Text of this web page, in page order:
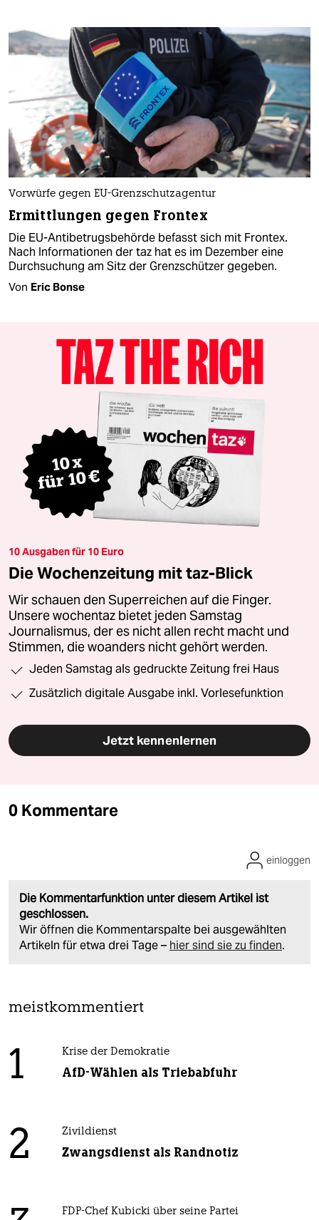
Vorwürfe gegen EU-Grenzschutzagentur
Ermittlungen gegen Frontex
Die EU-Antibetrugsbehörde befasst sich mit Frontex.
Nach Informationen der taz hat es im Dezember eine
Durchsuchung am Sitz der Grenzschützer gegeben.
Von Eric Bonse
10 Ausgaben für 10 Euro
Die Wochenzeitung mit taz-Blick
Wir schauen den Superreichen auf die Finger.
Unsere wochentaz bietet jeden Samstag
Journalismus, der es nicht allen recht macht und
Stimmen, die woanders nicht gehört werden.
Jeden Samstag als gedruckte Zeitung frei Haus
Zusätzlich digitale Ausgabe inkl. Vorlesefunktion
Jetzt kennenlernen
0 Kommentare
Die Kommentarfunktion unter diesem Artikel ist
geschlossen.
Wir öffnen die Kommentarspalte bei ausgewählten
Artikeln für etwa drei Tage – hier sind sie zu finden.
einloggen
meistkommentiert
1 Krise der Demokratie
AfD-Wählen als Triebabfuhr
2 Zivildienst
Zwangsdienst als Randnotiz
FDP-Chef Kubicki über seine Partei